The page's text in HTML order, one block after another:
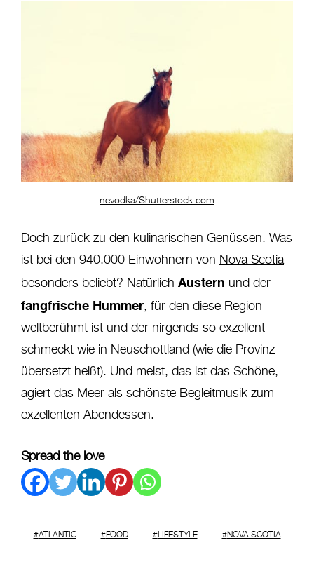
nevodka/Shutterstock.com
Doch zurück zu den kulinarischen Genüssen. Was
ist bei den 940.000 Einwohnern von Nova Scotia
besonders beliebt? Natürlich Austern und der
fangfrische Hummer, für den diese Region
weltberühmt ist und der nirgends so exzellent
schmeckt wie in Neuschottland (wie die Provinz
übersetzt heißt). Und meist, das ist das Schöne,
agiert das Meer als schönste Begleitmusik zum
exzellenten Abendessen.
Spread the love
ATLANTIC FOOD LIFESTYLE NOVA SCOTIA